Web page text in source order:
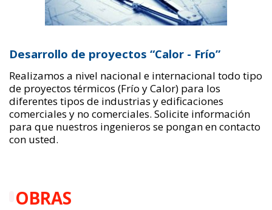
Desarrollo de proyectos “Calor - Frío”
Realizamos a nivel nacional e internacional todo tipo
de proyectos térmicos (Frío y Calor) para los
diferentes tipos de industrias y edificaciones
comerciales y no comerciales. Solicite información
para que nuestros ingenieros se pongan en contacto
con usted.
OBRAS